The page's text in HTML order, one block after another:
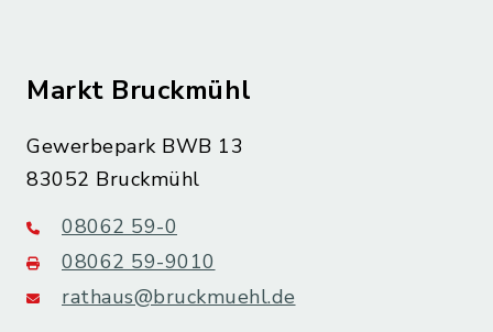
Markt Bruckmühl
Gewerbepark BWB 13
83052 Bruckmühl
08062 59-0
08062 59-9010
rathaus@bruckmuehl.de